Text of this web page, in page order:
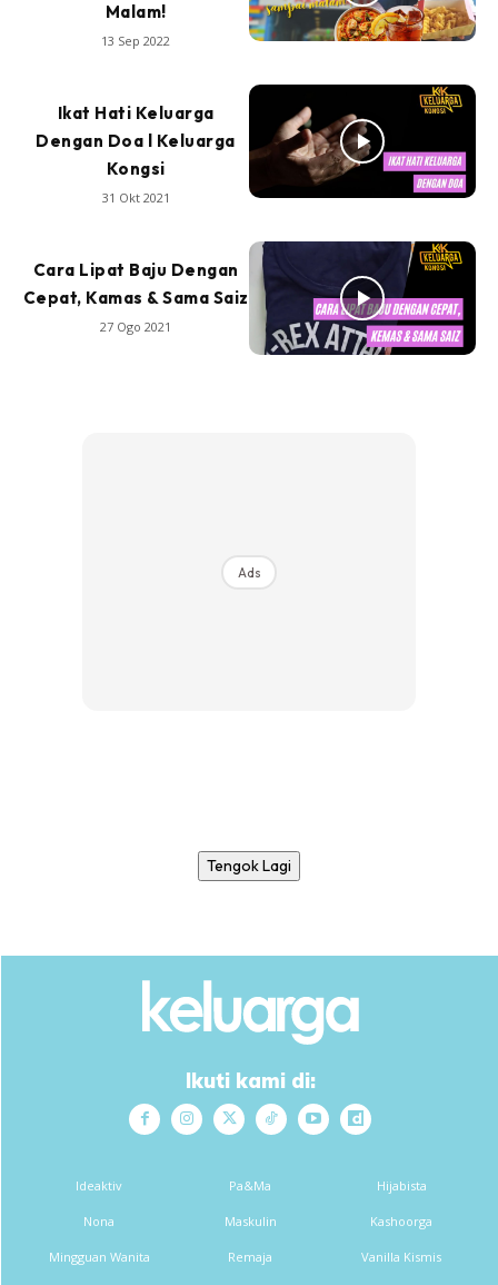
Malam!
13 Sep 2022
Ikat Hati Keluarga
Dengan Doa l Keluarga
Kongsi
31 Okt 2021
Cara Lipat Baju Dengan
Cepat, Kamas & Sama Saiz
27 Ogo 2021
Ads
Tengok Lagi
Ikuti kami di:
Ideaktiv
Nona
Mingguan Wanita
Pa&Ma
Maskulin
Remaja
Hijabista
Kashoorga
Vanilla Kismis